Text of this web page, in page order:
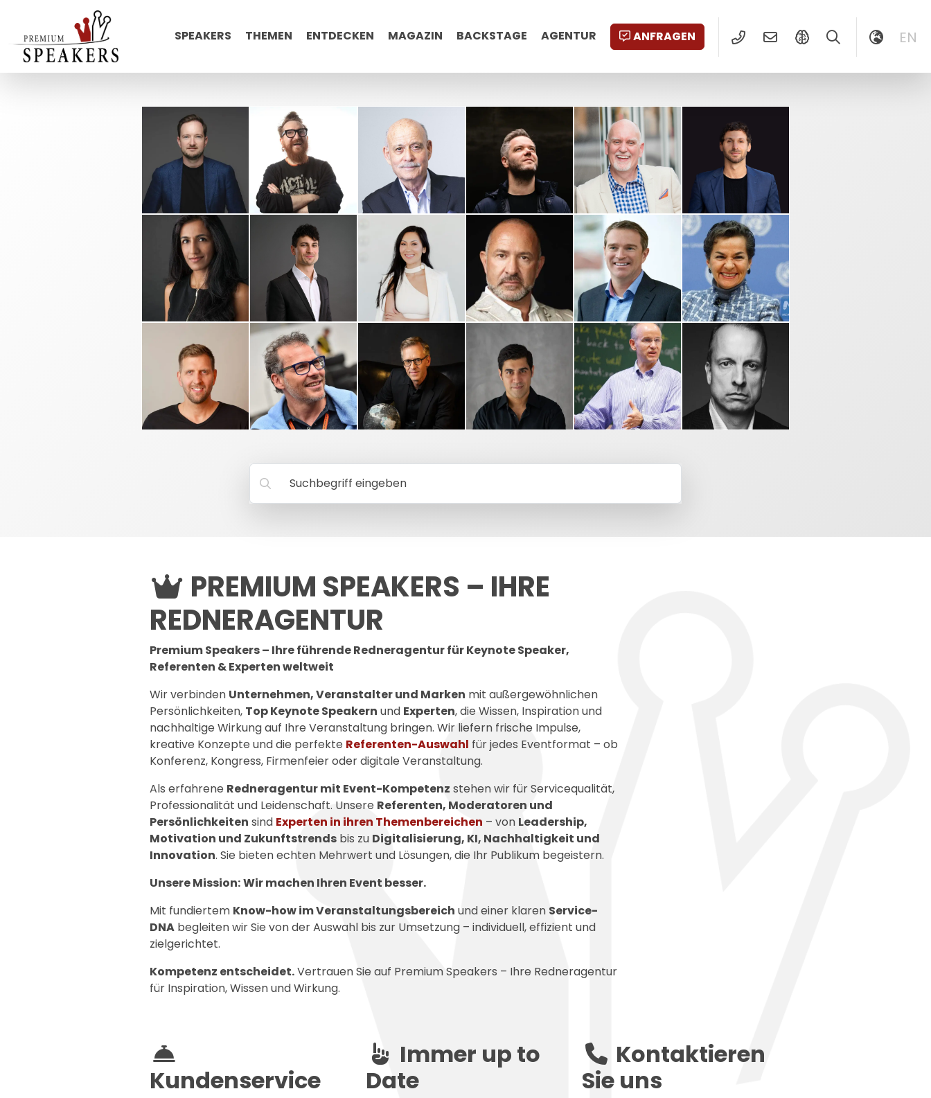
SPEAKERS THEMEN ENTDECKEN MAGAZIN BACKSTAGE AGENTUR ANFRAGEN EN
Suchbegriff eingeben
PREMIUM SPEAKERS – IHRE
REDNERAGENTUR
Premium Speakers – Ihre führende Redneragentur für Keynote Speaker,
Referenten & Experten weltweit
Wir verbinden Unternehmen, Veranstalter und Marken mit außergewöhnlichen
Persönlichkeiten, Top Keynote Speakern und Experten, die Wissen, Inspiration und
nachhaltige Wirkung auf Ihre Veranstaltung bringen. Wir liefern frische Impulse,
kreative Konzepte und die perfekte Referenten-Auswahl für jedes Eventformat – ob
Konferenz, Kongress, Firmenfeier oder digitale Veranstaltung.
Als erfahrene Redneragentur mit Event-Kompetenz stehen wir für Servicequalität,
Professionalität und Leidenschaft. Unsere Referenten, Moderatoren und
Persönlichkeiten sind Experten in ihren Themenbereichen – von Leadership,
Motivation und Zukunftstrends bis zu Digitalisierung, KI, Nachhaltigkeit und
Innovation. Sie bieten echten Mehrwert und Lösungen, die Ihr Publikum begeistern.
Unsere Mission:Wir machen Ihren Event besser.
Mit fundiertem Know-how im Veranstaltungsbereich und einer klaren Service-
DNA begleiten wir Sie von der Auswahl bis zur Umsetzung – individuell, effizient und
zielgerichtet.
Kompetenz entscheidet.Vertrauen Sie auf Premium Speakers – Ihre Redneragentur
für Inspiration, Wissen und Wirkung.
Kundenservice
Immer up to
Date
Kontaktieren
Sie uns